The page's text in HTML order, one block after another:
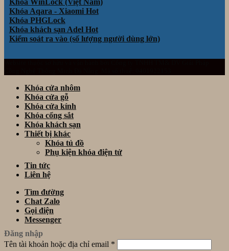
Khóa WinLock (Việt Nam)
Khóa Aqara - Xiaomi
Khóa PHGLock
Khóa khách sạn Adel
Kiểm soát ra vào (số lượng người dùng lớn)
Khóa cửa nhôm
Khóa cửa gỗ
Khóa cửa kính
Khóa cổng sắt
Khóa khách sạn
Thiết bị khác
Khóa tủ đồ
Phụ kiện khóa điện tử
Tin tức
Liên hệ
Tìm đường
Chat Zalo
Gọi điện
Messenger
Đăng nhập
Tên tài khoản hoặc địa chỉ email *